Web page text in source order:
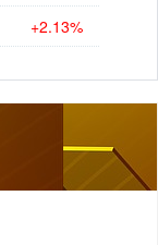
+2.13%